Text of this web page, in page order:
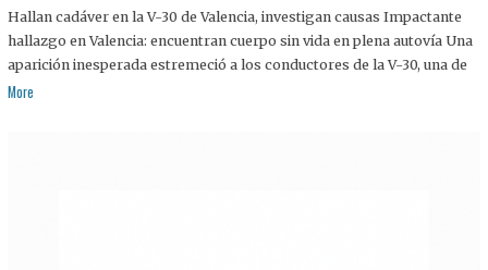
Hallan cadáver en la V-30 de Valencia, investigan causas Impactante
hallazgo en Valencia: encuentran cuerpo sin vida en plena autovía Una
aparición inesperada estremeció a los conductores de la V-30, una de
More